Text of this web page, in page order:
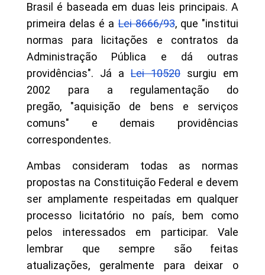
Brasil é baseada em duas leis principais. A
primeira delas é aLei 8666/93, que "institui
normas para licitações e contratos da
Administração Pública e dá outras
providências". Já a Lei 10520 surgiu em
2002 para a regulamentação do
pregão, "aquisição de bens e serviços
comuns" e demais providências
correspondentes.
Ambas consideram todas as normas
propostas na Constituição Federal e devem
ser amplamente respeitadas em qualquer
processo licitatório no país, bem como
pelos interessados em participar. Vale
lembrar que sempre são feitas
atualizações, geralmente para deixar o